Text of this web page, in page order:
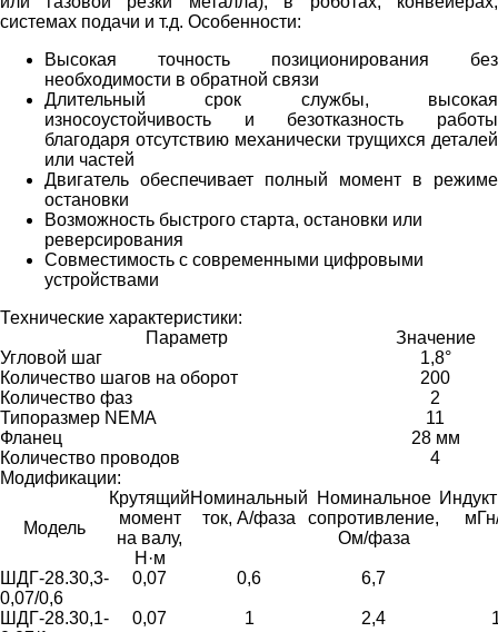
системах подачи и т.д. Особенности:
Высокая точность позиционирования без
необходимости в обратной связи
Длительный срок службы, высокая
износоустойчивость и безотказность работы
благодаря отсутствию механически трущихся деталей
или частей
Двигатель обеспечивает полный момент в режиме
остановки
Возможность быстрого старта, остановки или
реверсирования
Совместимость с современными цифровыми
устройствами
Технические характеристики:
Параметр
Значение
Угловой шаг
1,8°
Количество шагов на оборот
200
Количество фаз
2
Типоразмер NEMA
11
Фланец
28 мм
Количество проводов
4
Модификации:
Модель
Крутящий
момент
на валу,
Н·м
Номинальный
ток, А/фаза
Номинальное
сопротивление,
Ом/фаза
ШДГ-28.30,3-
0,07/0,6
0,07 0,6 6,7
ШДГ-28.30,1-
0,07 1 2,4